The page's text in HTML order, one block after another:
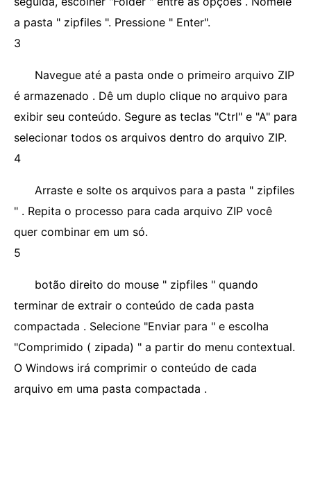
a pasta " zipfiles ". Pressione " Enter".
3
Navegue até a pasta onde o primeiro arquivo ZIP
é armazenado . Dê um duplo clique no arquivo para
exibir seu conteúdo. Segure as teclas "Ctrl" e "A" para
selecionar todos os arquivos dentro do arquivo ZIP.
4
Arraste e solte os arquivos para a pasta " zipfiles
" . Repita o processo para cada arquivo ZIP você
quer combinar em um só.
5
botão direito do mouse " zipfiles " quando
terminar de extrair o conteúdo de cada pasta
compactada . Selecione "Enviar para " e escolha
"Comprimido ( zipada) " a partir do menu contextual.
O Windows irá comprimir o conteúdo de cada
arquivo em uma pasta compactada .